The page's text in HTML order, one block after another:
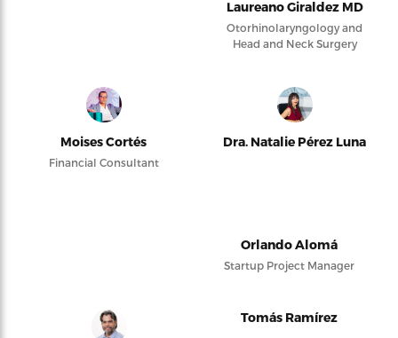
Laureano Giraldez MD
Otorhinolaryngology and
Head and Neck Surgery
Moises Cortés
Financial Consultant
Dra. Natalie Pérez Luna
Orlando Alomá
Startup Project Manager
Tomás Ramírez